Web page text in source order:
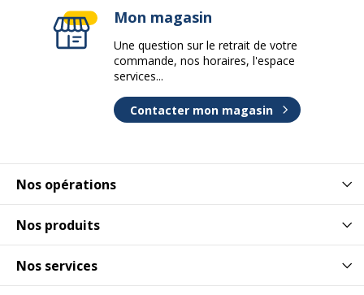
Nos opérations
Nos produits
Nos services
Mon magasin
Une question sur le retrait de votre
commande, nos horaires, l'espace
services...
Contacter mon magasin